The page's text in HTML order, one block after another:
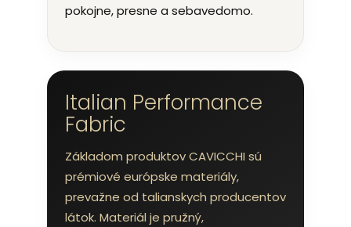
pokojne, presne a sebavedomo.
Italian Performance
Fabric
Základom produktov CAVICCHI sú
prémiové európske materiály,
prevažne od talianskych producentov
látok. Materiál je pružný,